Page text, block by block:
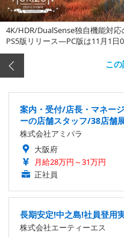
4K/HDR/DualSense独自機能対
PS5版リリース―PC版は11月1日
こ
案内・受付/店長・マネー
ーの店舗スタッフ/38店舗
株式会社アミパラ
大阪府
月給28万円～31万円
正社員
長期安定!中之島!社員登用
株式会社エーティーエス